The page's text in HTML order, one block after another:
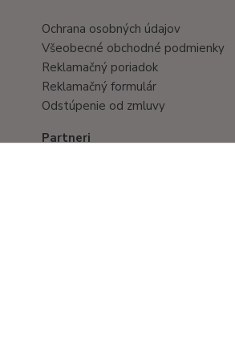
Ochrana osobných údajov
Všeobecné obchodné podmienky
Reklamačný poriadok
Reklamačný formulár
Odstúpenie od zmluvy
Partneri